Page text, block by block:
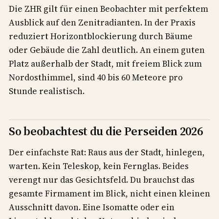
Die ZHR gilt für einen Beobachter mit perfektem
Ausblick auf den Zenitradianten. In der Praxis
reduziert Horizontblockierung durch Bäume
oder Gebäude die Zahl deutlich. An einem guten
Platz außerhalb der Stadt, mit freiem Blick zum
Nordosthimmel, sind 40 bis 60 Meteore pro
Stunde realistisch.
So beobachtest du die Perseiden 2026
Der einfachste Rat: Raus aus der Stadt, hinlegen,
warten. Kein Teleskop, kein Fernglas. Beides
verengt nur das Gesichtsfeld. Du brauchst das
gesamte Firmament im Blick, nicht einen kleinen
Ausschnitt davon. Eine Isomatte oder ein